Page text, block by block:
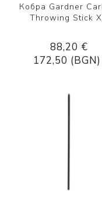
Кобра Gardner
Throwing Stick
88,20 €
172,50 (BGN)